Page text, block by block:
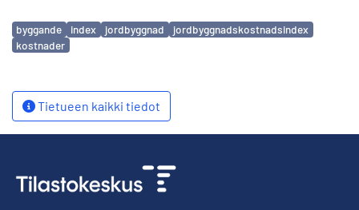
Avainsanat
byggande index jordbyggnad
jordbyggnadskostnadsindex
kostnader
Tietueen kaikki tiedot